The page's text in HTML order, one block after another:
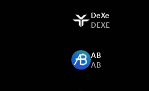
DeXe
DEXE
AB
AB